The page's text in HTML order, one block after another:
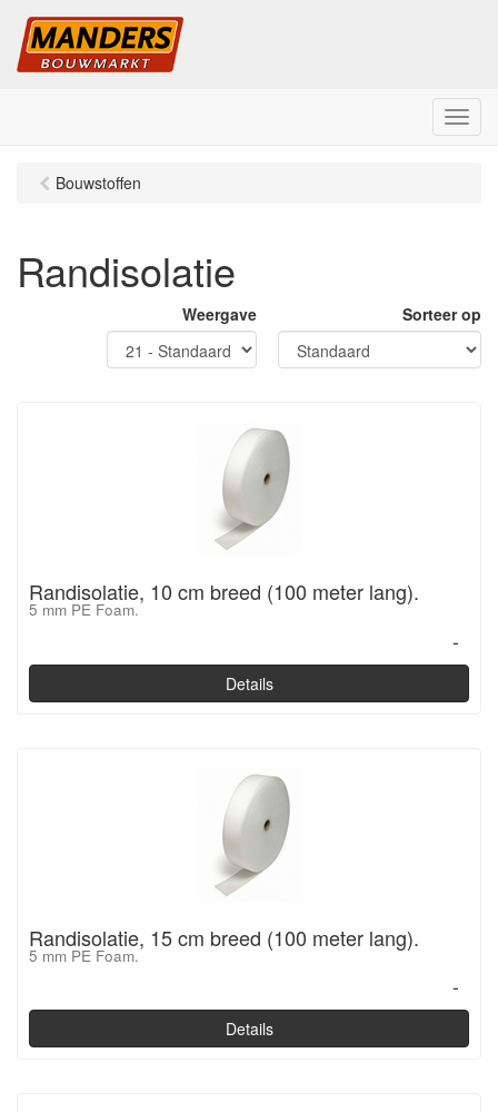
M
e
Bouwstoffen
Randisolatie
Weergave Sorteer op
Randisolatie, 10 cm breed (100 meter lang).
5 mm PE Foam.
-
Details
Randisolatie, 15 cm breed (100 meter lang).
5 mm PE Foam.
-
Details